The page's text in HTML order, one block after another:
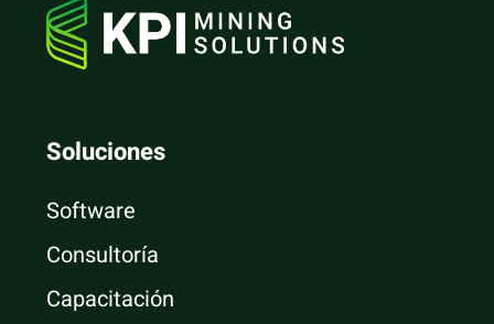
Soluciones
Software
Consultoría
Capacitación